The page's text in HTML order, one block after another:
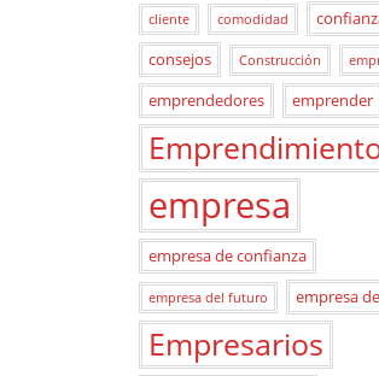
cliente comodidad
consejos
Construcción
emprendedores emprender
empresa
empresa de confianza
empresa del futuro empresa
Empresarios